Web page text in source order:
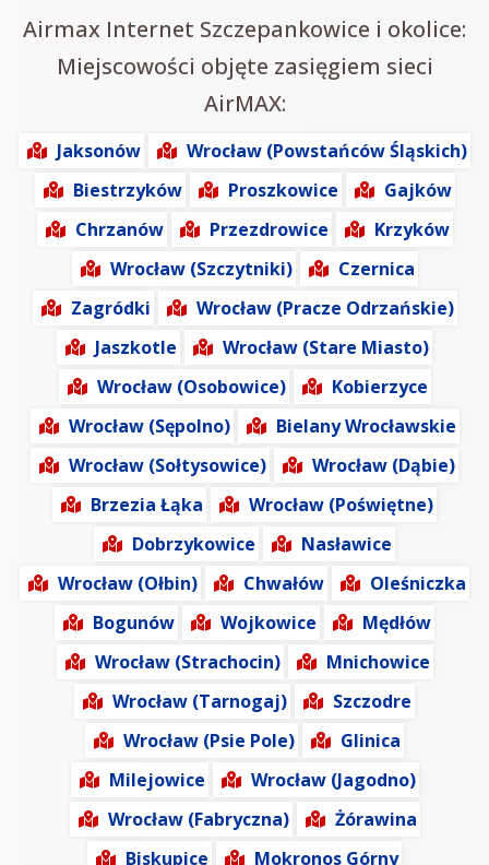
Airmax Internet Szczepankowice i okolice:
Miejscowości objęte zasięgiem sieci
AirMAX:
Jaksonów
Wrocław (Powstańców Śląskich)
Biestrzyków
Proszkowice
Gajków
Chrzanów
Przezdrowice
Krzyków
Wrocław (Szczytniki)
Czernica
Zagródki
Wrocław (Pracze Odrzańskie)
Jaszkotle
Wrocław (Stare Miasto)
Wrocław (Osobowice)
Kobierzyce
Wrocław (Sępolno)
Bielany Wrocławskie
Wrocław (Sołtysowice)
Wrocław (Dąbie)
Brzezia Łąka
Wrocław (Poświętne)
Dobrzykowice
Nasławice
Wrocław (Ołbin)
Chwałów
Oleśniczka
Bogunów
Wojkowice
Mędłów
Wrocław (Strachocin)
Mnichowice
Wrocław (Tarnogaj)
Szczodre
Wrocław (Psie Pole)
Glinica
Milejowice
Wrocław (Jagodno)
Wrocław (Fabryczna)
Żórawina
Biskupice
Mokronos Górny